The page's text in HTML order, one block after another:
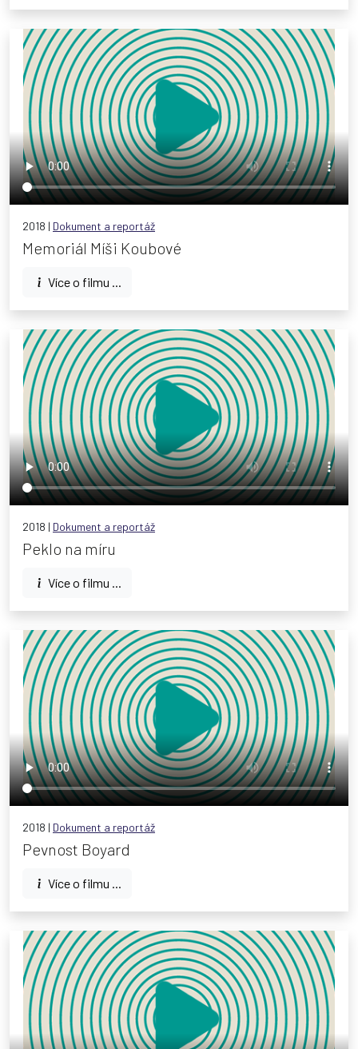
2018 | Dokument a reportáž
Memoriál Míši Koubové
Více o filmu ...
2018 | Dokument a reportáž
Peklo na míru
Více o filmu ...
2018 | Dokument a reportáž
Pevnost Boyard
Více o filmu ...